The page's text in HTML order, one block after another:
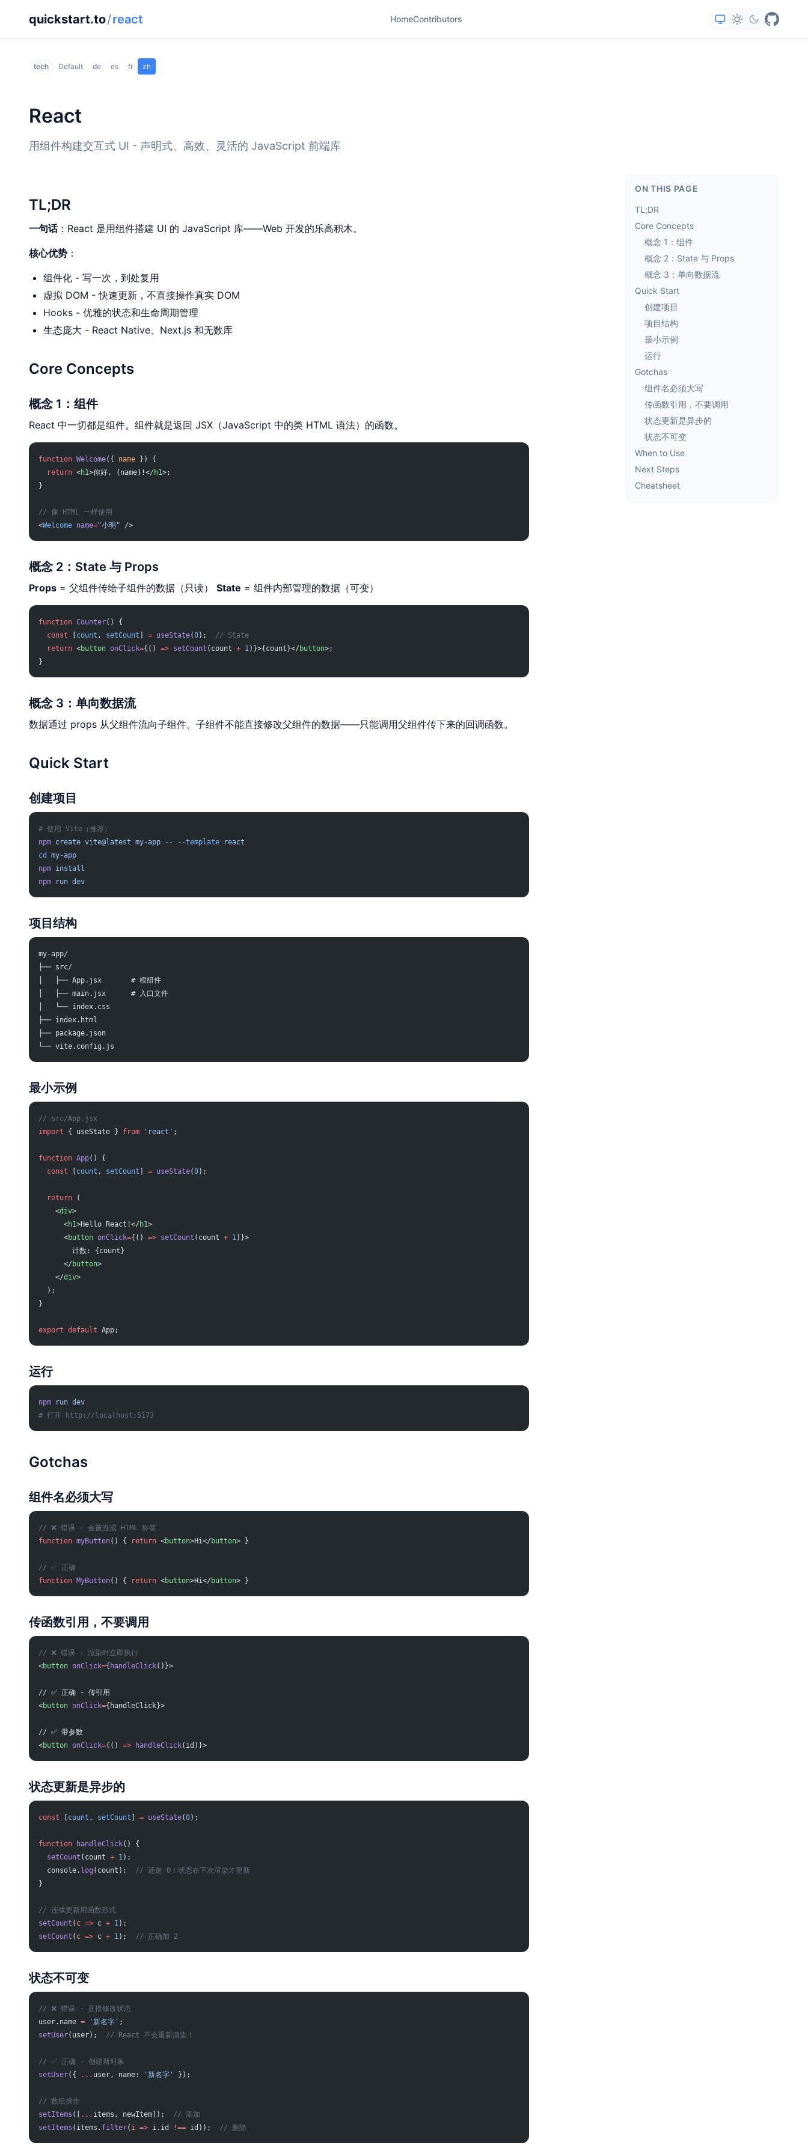
quickstart.to/react HomeContributors
tech Default de es fr zh
React
用组件构建交互式 UI - 声明式、高效、灵活的 JavaScript 前端库
ON THIS PAGE
TL;DR
Core Concepts
概念 1：组件
概念 2：State 与 Props
概念 3：单向数据流
Quick Start
创建项目
项目结构
最小示例
运行
Gotchas
组件名必须大写
传函数引用，不要调用
状态更新是异步的
状态不可变
When to Use
Next Steps
Cheatsheet
TL;DR
一句话：React 是用组件搭建 UI 的 JavaScript 库——Web 开发的乐高积木。
核心优势 ：
组件化 - 写一次，到处复用
虚拟 DOM - 快速更新，不直接操作真实 DOM
Hooks - 优雅的状态和生命周期管理
生态庞大 - React Native、Next.js 和无数库
Core Concepts
概念 1：组件
React 中一切都是组件。组件就是返回 JSX（JavaScript 中的类 HTML 语法）的函数。
function Welcome({ name }) {
  return
<h1>你好, {name}!</ h1>;
}
// 像 HTML 一样使用
<Welcome name="小明" />
概念 2：State 与 Props
Props = 父组件传给子组件的数据（只读） State = 组件内部管理的数据（可变）
function Counter() {
  const
count , setCount = useState(0); // State
  return
<button onClick={() => setCount (count + 1)}>{count}</ button>;
}
概念 3：单向数据流
数据通过 props 从父组件流向子组件。子组件不能直接修改父组件的数据——只能调用父组件传下来的回调函数。
Quick Start
创建项目
# 使用 Vite（推荐）
npm create vite@latest my-app -- --template react
cd
my-app
npm install
npm run dev
项目结构
my-app/
├── src/
│   ├── App.jsx       # 根组件
│   ├── main.jsx      # 入口文件
│   └── index.css
├── index.html
├── package.json
└── vite.config.js
最小示例
// src/App.jsx
import { useState } from 'react' ;
function App() {
  const
count , setCount = useState(0);
  return
(
    <
div>
      <
h1>Hello React!</ h1>
      <
button onClick={() => setCount (count + 1)}>
        计数: {count}
      </
button>
    </
div>
  );
}
export default App;
运行
npm run dev
# 打开 http://localhost:5173
Gotchas
组件名必须大写
// ❌ 错误 - 会被当成 HTML 标签
function myButton() { return <button>Hi</ button> }
// ✅ 正确
function MyButton() { return <button>Hi</ button> }
传函数引用，不要调用
// ❌ 错误 - 渲染时立即执行
<button onClick={ handleClick()}>
// ✅ 正确 - 传引用
<button onClick={handleClick}>
// ✅ 带参数
<button onClick={() => handleClick(id)}>
状态更新是异步的
const count , setCount = useState(0);
function handleClick() {
  setCount
(count + 1);
  console.
log (count); // 还是 0！状态在下次渲染才更新
}
// 连续更新用函数形式
setCount ( c => c + 1);
setCount ( c => c + 1); // 正确加 2
状态不可变
// ❌ 错误 - 直接修改状态
user.name = '新名字' ;
setUser(user); // React 不会重新渲染！
// ✅ 正确 - 创建新对象
setUser({ ... user, name: '新名字' });
// 数组操作
setItems ([ ... items, newItem]); // 添加
setItems (items. filter( i => i.id !== id)); // 删除